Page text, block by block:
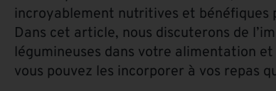
incroyablement nutritives et bénéfiques
Dans cet article, nous discuterons de
légumineuses dans votre alimentation
vous pouvez les incorporer à vos repas